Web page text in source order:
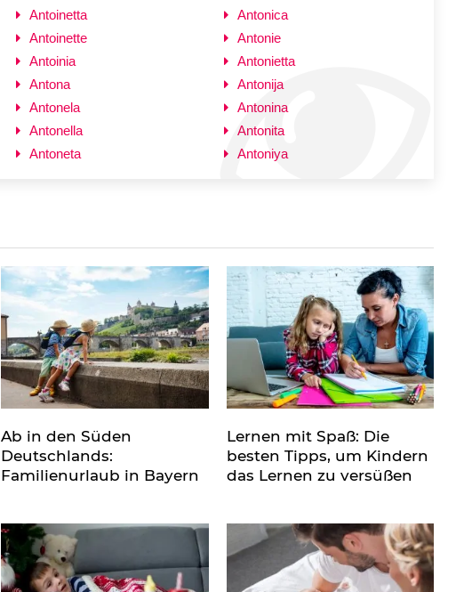
Antoinetta
Antoinette
Antoinia
Antona
Antonela
Antonella
Antoneta
Antonica
Antonie
Antonietta
Antonija
Antonina
Antonita
Antoniya
Ab in den Süden
Deutschlands:
Familienurlaub in Bayern
Lernen mit Spaß: Die
besten Tipps, um Kindern
das Lernen zu versüßen